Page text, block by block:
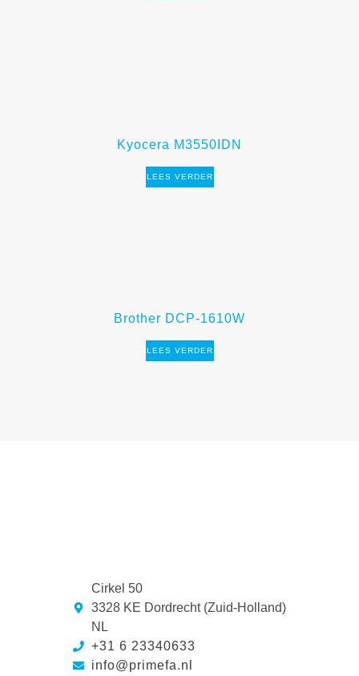
Kyocera M3550IDN
LEES VERDER
Brother DCP-1610W
LEES VERDER
Cirkel 50
3328 KE Dordrecht (Zuid-Holland)
NL
+31 6 23340633
info@primefa.nl